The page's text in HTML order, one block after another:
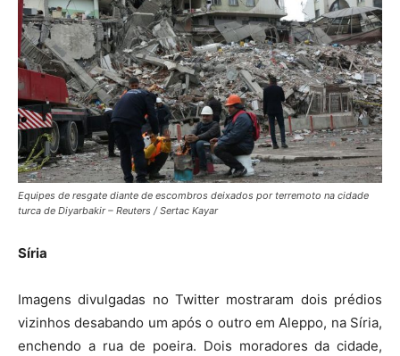
Equipes de resgate diante de escombros deixados por terremoto na cidade
turca de Diyarbakir – Reuters / Sertac Kayar
Síria
Imagens divulgadas no Twitter mostraram dois prédios
vizinhos desabando um após o outro em Aleppo, na Síria,
enchendo a rua de poeira. Dois moradores da cidade,